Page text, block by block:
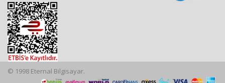
© 1998 Eternal Bilgisayar.